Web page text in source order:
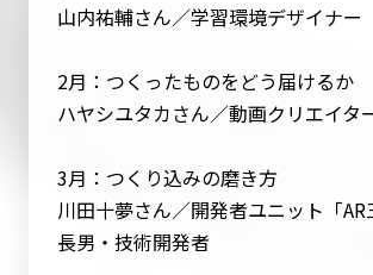
山内祐輔さん／学習環境デザイナー
2月：つくったものをどう届けるか
ハヤシユタカさん／動画クリエイタ
3月：つくり込みの磨き方
川田十夢さん／開発者ユニット「AR
長男・技術開発者